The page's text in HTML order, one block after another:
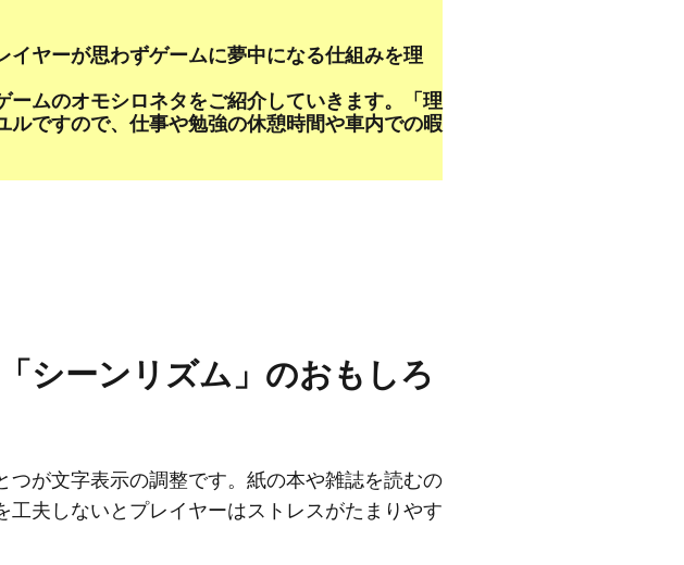
ヤーが思わずゲームに夢中になる仕組みを理
ムのオモシロネタをご紹介していきます。「理
ですので、仕事や勉強の休憩時間や車内での暇
シーンリズム」のおもしろ
が文字表示の調整です。紙の本や雑誌を読むの
夫しないとプレイヤーはストレスがたまりやす